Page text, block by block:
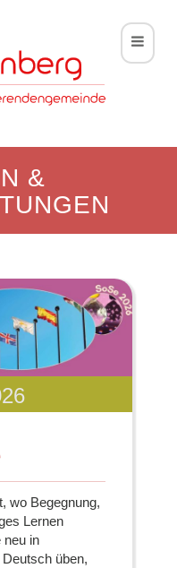
&
wo Begegnung,
Lernen
neu in
üben,